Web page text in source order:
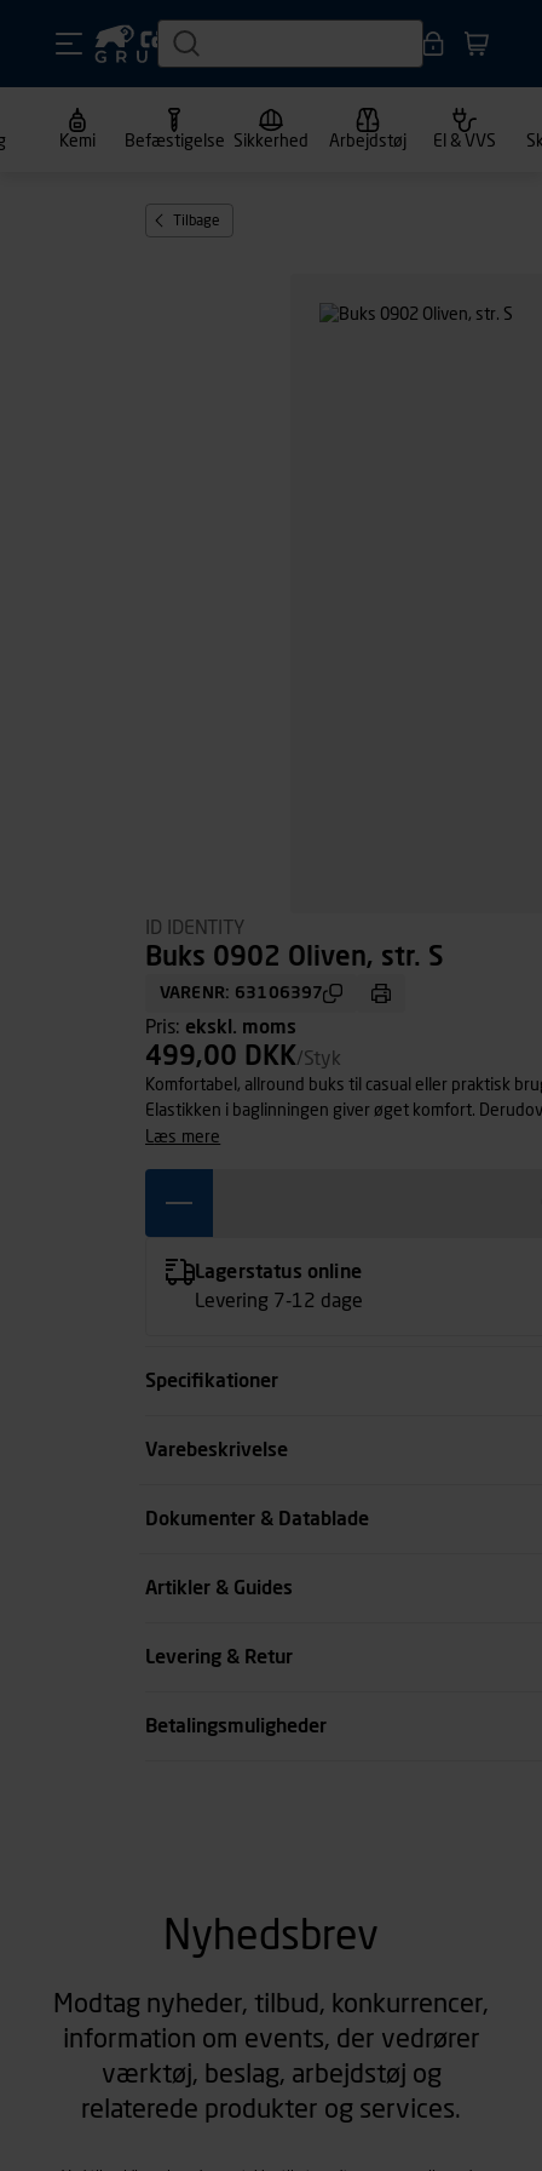
Kemi Befæstigelse Sikkerhed Arbejdstøj El & VVS
Tilbage
ID IDENTITY
Buks 0902 Oliven, str. S
VARENR: 63106397
Pris: ekskl. moms
499,00 DKK/Styk
Komfortabel, allround buks til casual eller praktisk
Elastikken i baglinningen giver øget komfort.
på både for- og baglomme. Fleksibel elastikløsning
læs mere
Lagerstatus online
Levering 7-12 dage
Specifikationer
Størrelse
Varebeskrivelse
Dokumenter & Datablade
Artikler & Guides
Levering & Retur
Betalingsmuligheder
Nyhedsbrev
Modtag nyheder, tilbud, konkurrencer,
information om events, der vedrører
værktøj, beslag, arbejdstøj og
relaterede produkter og services.